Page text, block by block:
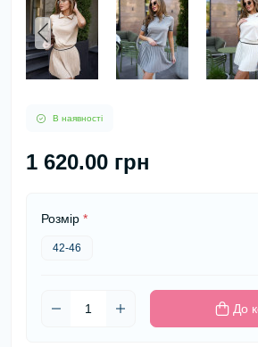
В наявності
1 620.00 грн
Розмір *
42-46
До